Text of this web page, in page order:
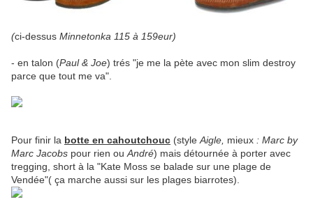
(ci-dessus Minnetonka 115 à 159eur)
- en talon (Paul & Joe) trés "je me la pète avec mon slim destroy
parce que tout me va".
Pour finir la botte en cahoutchouc (styleAigle, mieux : Marc by
Marc Jacobs pour rien ouAndré) mais détournée à porter avec
tregging, short à la "Kate Moss se balade sur une plage de
Vendée"( ça marche aussi sur les plages biarrotes).